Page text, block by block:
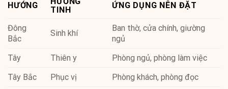
HƯỚNG
TINH
ỨNG DỤNG NÊN ĐẶT
Đông
Bắc
Sinh khí
Ban thờ, cửa chính, giường
ngủ
Tây
Thiên y
Phòng ngủ, phòng làm việc
Tây Bắc
Phục vị
Phòng khách, phòng đọc